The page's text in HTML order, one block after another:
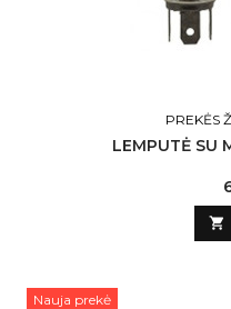
PREKĖS
LEMPUTĖ SU

Nauja prekė